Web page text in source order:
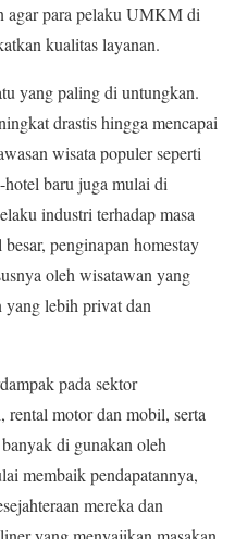
agar para pelaku UMKM di
kualitas layanan.
yang paling di untungkan.
drastis hingga mencapai
wisata populer seperti
baru juga mulai di
industri terhadap masa
penginapan homestay
oleh wisatawan yang
lebih privat dan
pada sektor
rental motor dan mobil, serta
di gunakan oleh
membaik pendapatannya,
mereka dan